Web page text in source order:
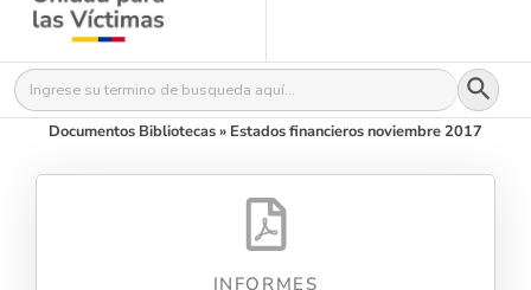
Buscar: Botón
Documentos Bibliotecas» Estados financieros noviembre 2017
INFORMES